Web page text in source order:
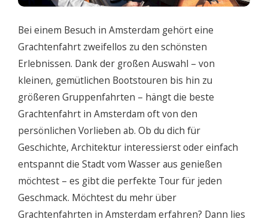
Bei einem Besuch in Amsterdam gehört eine
Grachtenfahrt zweifellos zu den schönsten
Erlebnissen. Dank der großen Auswahl – von
kleinen, gemütlichen Bootstouren bis hin zu
größeren Gruppenfahrten – hängt die beste
Grachtenfahrt in Amsterdam oft von den
persönlichen Vorlieben ab. Ob du dich für
Geschichte, Architektur interessierst oder einfach
entspannt die Stadt vom Wasser aus genießen
möchtest – es gibt die perfekte Tour für jeden
Geschmack. Möchtest du mehr über
Grachtenfahrten in Amsterdam erfahren? Dann lies